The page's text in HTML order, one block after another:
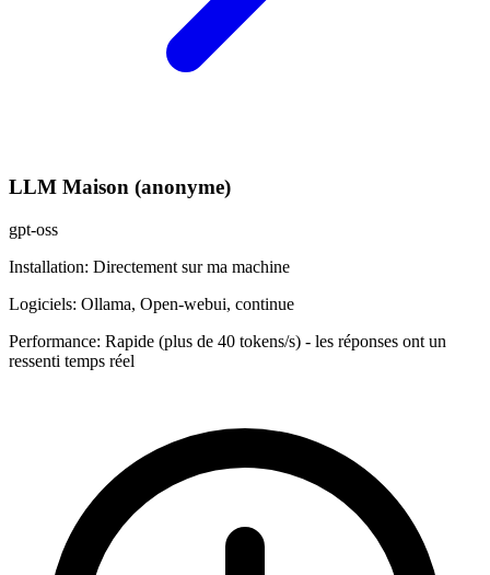
LLM Maison (anonyme)
gpt-oss
Installation: Directement sur ma machine
Logiciels: Ollama, Open-webui, continue
Performance: Rapide (plus de 40 tokens/s) - les réponses ont un
ressenti temps réel